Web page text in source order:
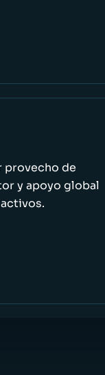
provecho de
y apoyo global